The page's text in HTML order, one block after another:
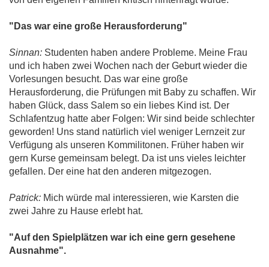
"Das war eine große Herausforderung"
Sinnan: Studenten haben andere Probleme. Meine Frau
und ich haben zwei Wochen nach der Geburt wieder die
Vorlesungen besucht. Das war eine große
Herausforderung, die Prüfungen mit Baby zu schaffen. Wir
haben Glück, dass Salem so ein liebes Kind ist. Der
Schlafentzug hatte aber Folgen: Wir sind beide schlechter
geworden! Uns stand natürlich viel weniger Lernzeit zur
Verfügung als unseren Kommilitonen. Früher haben wir
gern Kurse gemeinsam belegt. Da ist uns vieles leichter
gefallen. Der eine hat den anderen mitgezogen.
Patrick: Mich würde mal interessieren, wie Karsten die
zwei Jahre zu Hause erlebt hat.
"Auf den Spielplätzen war ich eine gern gesehene
Ausnahme".